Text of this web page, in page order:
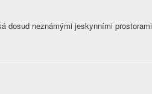
dosud neznámými jeskynními prostorami